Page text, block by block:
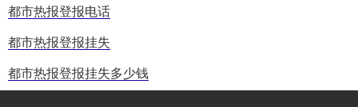
都市热报登报电话
都市热报登报挂失
都市热报登报挂失多少钱